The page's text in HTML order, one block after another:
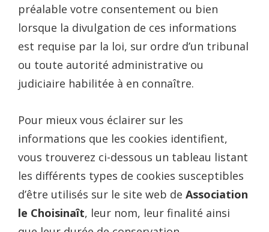
préalable votre consentement ou bien
lorsque la divulgation de ces informations
est requise par la loi, sur ordre d’un tribunal
ou toute autorité administrative ou
judiciaire habilitée à en connaître.
Pour mieux vous éclairer sur les
informations que les cookies identifient,
vous trouverez ci-dessous un tableau listant
les différents types de cookies susceptibles
d’être utilisés sur le site web de Association
le Choisinaît, leur nom, leur finalité ainsi